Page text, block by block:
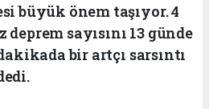
büyük önem taşıyor. 4
sayısını 13 günde
bir artçı sarsıntı